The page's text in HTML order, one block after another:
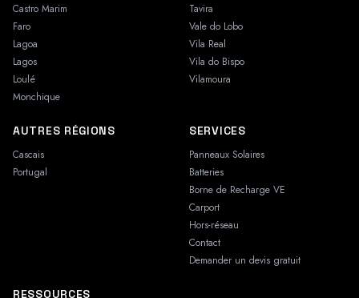
Castro Marim
Faro
Lagoa
Lagos
Loulé
Monchique
Tavira
Vale do Lobo
Vila Real
Vila do Bispo
Vilamoura
AUTRES RÉGIONS
Cascais
Portugal
SERVICES
Panneaux Solaires
Batteries
Borne de Recharge VE
Carport
Hors-réseau
Contact
Demander un devis gratuit
RESSOURCES